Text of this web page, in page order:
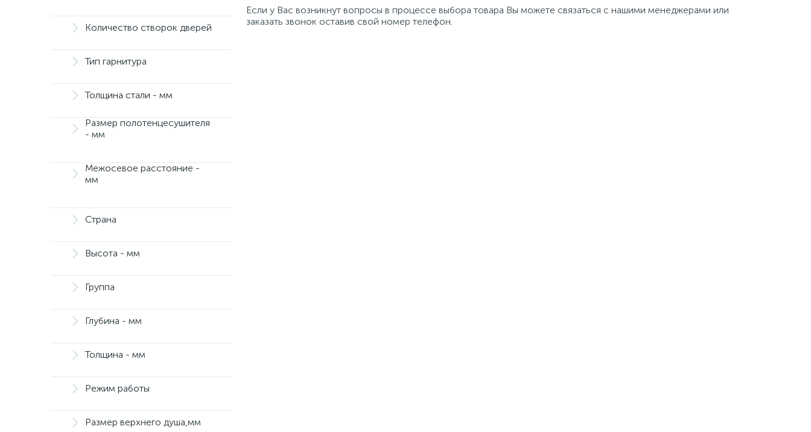
Количество створок дверей
Тип гарнитура
Толщина стали - мм
Размер полотенцесушителя
- мм
Межосевое расстояние -
мм
Страна
Высота - мм
Группа
Глубина - мм
Толщина - мм
Режим работы
Размер верхнего душа,мм
Если у Вас возникнут вопросы в процессе выбора товара Вы можете связаться с нашими менеджерами или
заказать звонок оставив свой номер телефон.